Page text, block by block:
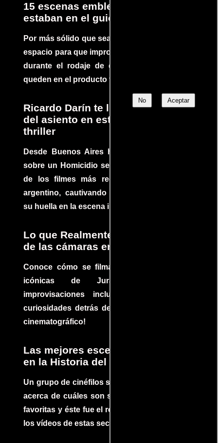
No Aceptar
15 escenas emblemáticas que no
estaban en el guion
Por más sólido que sea un guión siempre hay
espacio para que improvisaciones que se dan
durante el rodaje de determinadas escenas
queden en el producto final.
Ricardo Darín te llevará al borde
del asiento en este increíble
thriller
Desde Buenos Aires hasta el mundo, Tesis
sobre un Homicidio se ha convertido en uno
de los filmes más recomendados del cine
argentino, cautivando audiencias y dejando
su huella en la escena internacional.
Lo que Realmente Sucedió detrás
de las cámaras en Jurassic Park
Conoce cómo se filmaron algunas escenas
icónicas de Jurassic Park, con
improvisaciones incluidas. ¡Descubre las
curiosidades detrás del rodaje de un clásico
cinematográfico!
Las mejores escenas de acción
en la Historia del cine
Un grupo de cinéfilos se juntaron para debatir
acerca de cuáles son sus escenas de acción
favoritas y éste fue el resultado. No te pierdas
los vídeos de estas secuencias inolvidables.